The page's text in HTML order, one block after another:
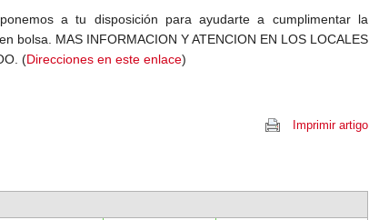
a tu disposición para ayudarte a cumplimentar la
bolsa. MAS INFORMACION Y ATENCION EN LOS LOCALES
(Direcciones en este enlace)
Imprimir artigo